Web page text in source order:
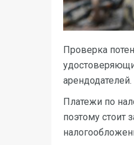
Проверка
Платежи по
поэтому стоит